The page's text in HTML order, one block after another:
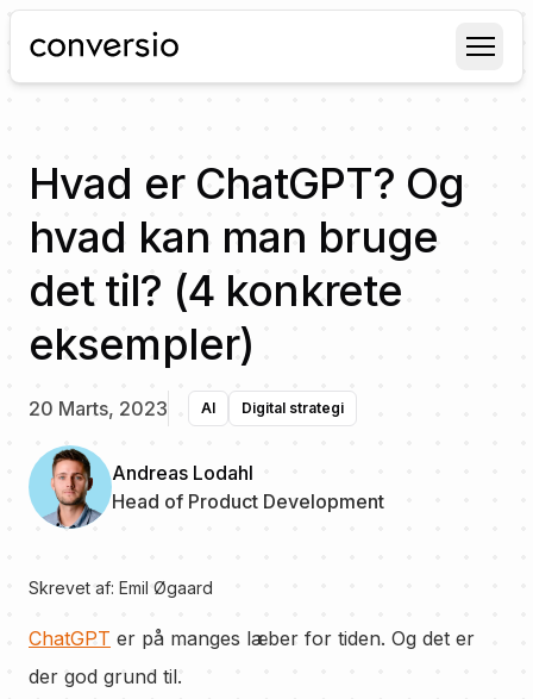
Conversio
Hvad er ChatGPT? Og
hvad kan man bruge
det til? (4 konkrete
eksempler)
20 Marts, 2023 AI Digital strategi
Andreas Lodahl
Head of Product Development
Skrevet af: Emil Øgaard
ChatGPT er på manges læber for tiden. Og det er
der god grund til.